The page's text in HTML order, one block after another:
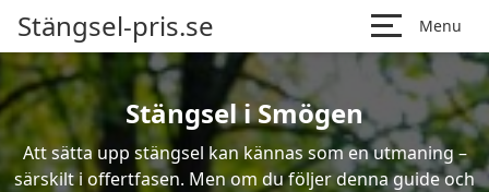
Stängsel-pris.se Menu
Stängsel i Smögen
Att sätta upp stängsel kan kännas som en utmaning –
särskilt i offertfasen. Men om du följer denna guide och